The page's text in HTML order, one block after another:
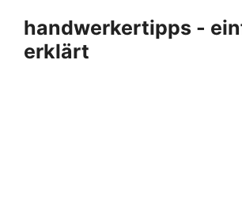
Inhalt
springen
handwerkertipps -
erklärt